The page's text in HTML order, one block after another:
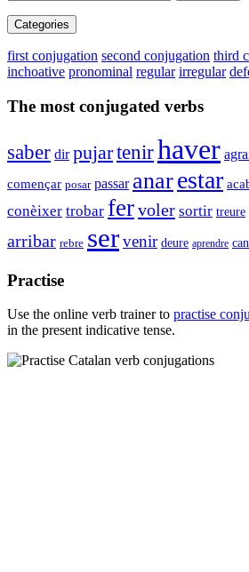
Categories
first conjugation second conjugation third
inchoative pronominal regular irregular
The most conjugated verbs
saber dir pujartenirhaver
començar posar passar anarestar
conèixer trobar fervoler sortir treure
arribar rebre servenir deure aprendre
Practise
Use the online verb trainer to practise
in the present indicative tense.